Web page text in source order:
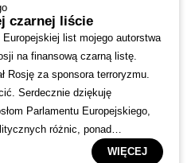
czarnej liście
list mojego autorstwa
na finansową czarną listę.
Rosję za sponsora terroryzmu.
Serdecznie dziękuję
Parlamentu Europejskiego,
różnic, ponad
swoimi podpisami.WIĘCEJ